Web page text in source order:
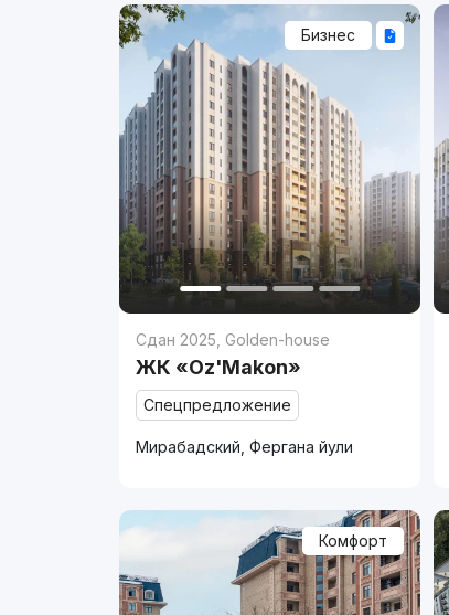
Бизнес
Сдан 2025 Golden-house
ЖК «Oz'Makon»
Спецпредложение
Мирабадский, Фергана йули
Комфорт